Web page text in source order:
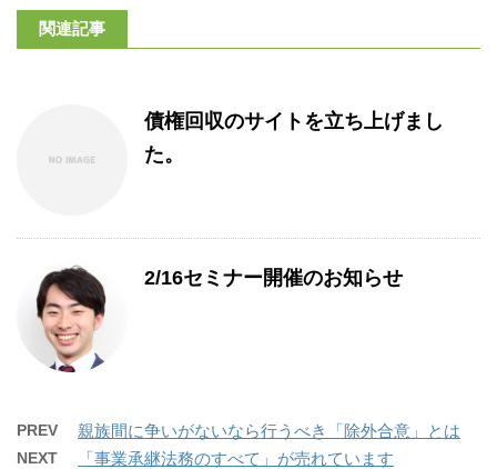
関連記事
債権回収のサイトを立ち上げまし
た。
2/16セミナー開催のお知らせ
PREV 親族間に争いがないなら行うべき「除外合意」とは
NEXT 「事業承継法務のすべて」が売れています